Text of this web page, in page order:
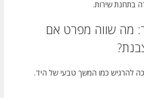
בתחנת שירות.
מה שווה מפרט אם
להרגיש כמו המשך טבעי של היד.